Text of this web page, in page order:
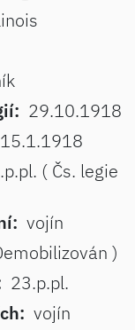
29.10.1918
15.1.1918
( Čs. legie
vojín
)
23.p.pl.
vojín